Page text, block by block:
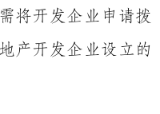
将开发企业申请拨
产开发企业设立的